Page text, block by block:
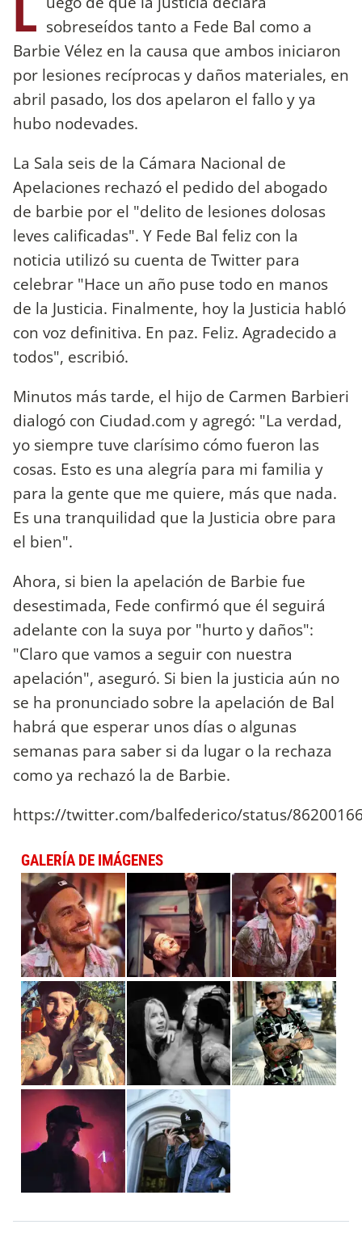
L sobreseídos tanto a Fede Bal como a
Barbie Vélez en la causa que ambos iniciaron
por lesiones recíprocas y daños materiales, en
abril pasado, los dos apelaron el fallo y ya
hubo nodevades.
La Sala seis de la Cámara Nacional de
Apelaciones rechazó el pedido del abogado
de barbie por el "delito de lesiones dolosas
leves calificadas". Y Fede Bal feliz con la
noticia utilizó su cuenta de Twitter para
celebrar "Hace un año puse todo en manos
de la Justicia. Finalmente, hoy la Justicia habló
con voz definitiva. En paz. Feliz. Agradecido a
todos", escribió.
Minutos más tarde, el hijo de Carmen Barbieri
dialogó con Ciudad.com y agregó: "La verdad,
yo siempre tuve clarísimo cómo fueron las
cosas. Esto es una alegría para mi familia y
para la gente que me quiere, más que nada.
Es una tranquilidad que la Justicia obre para
el bien".
Ahora, si bien la apelación de Barbie fue
desestimada, Fede confirmó que él seguirá
adelante con la suya por "hurto y daños":
"Claro que vamos a seguir con nuestra
apelación", aseguró. Si bien la justicia aún no
se ha pronunciado sobre la apelación de Bal
habrá que esperar unos días o algunas
semanas para saber si da lugar o la rechaza
como ya rechazó la de Barbie.
https://twitter.com/balfederico/status/
GALERÍA DE IMÁGENES